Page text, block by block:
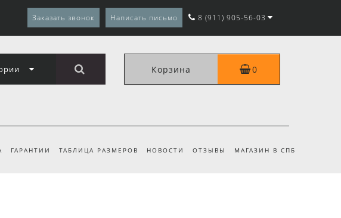
Заказать звонок Написать письмо 8 (911) 905-56-03
Корзина 0
ГАРАНТИИ ТАБЛИЦА РАЗМЕРОВ НОВОСТИ ОТЗЫВЫ МАГАЗИН В СПБ